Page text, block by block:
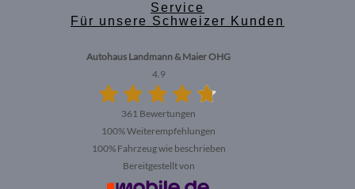
Service
Für unsere Schweizer Kunden
Autohaus Landmann & Maier OHG
4.9
361 Bewertungen
100%Weiterempfehlungen
100%Fahrzeug wie beschrieben
Bereitgestellt von